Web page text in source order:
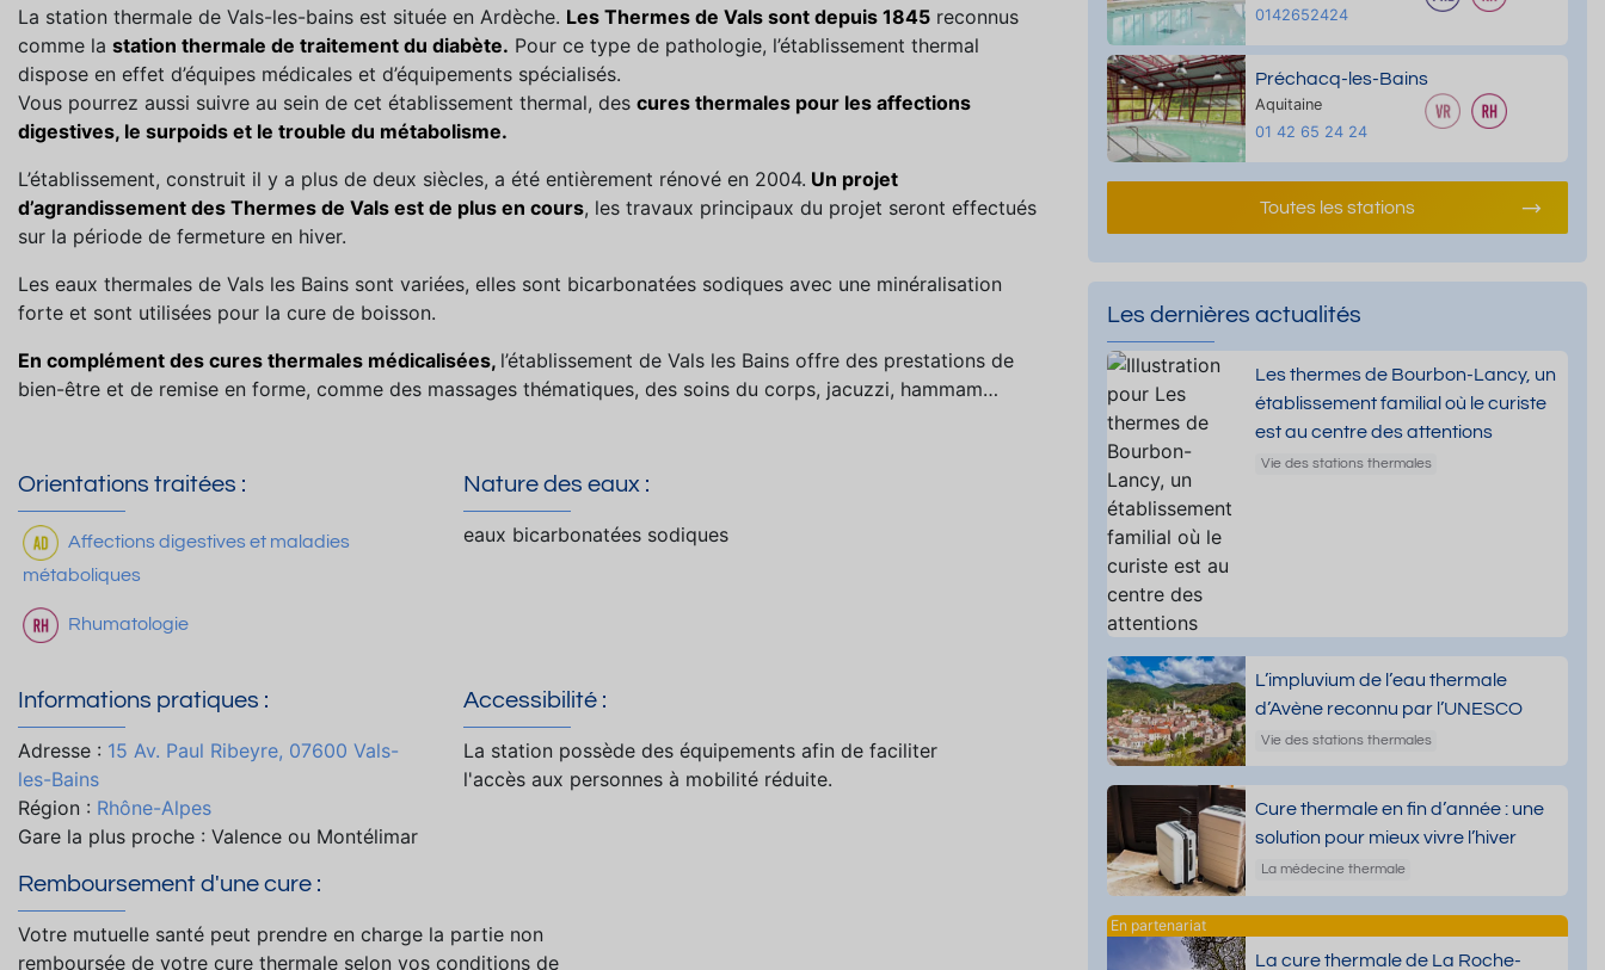
La station thermale de Vals-les-bains est située en Ardèche. Les Thermes de Vals sont depuis 1845 reconnus
comme la station thermale de traitement du diabète. Pour ce type de pathologie, l’établissement thermal
dispose en effet d’équipes médicales et d’équipements spécialisés.
Vous pourrez aussi suivre au sein de cet établissement thermal, des cures thermales pour les affections
digestives, le surpoids et le trouble du métabolisme.
L’établissement, construit il y a plus de deux siècles, a été entièrement rénové en 2004. Un projet
d’agrandissement des Thermes de Vals est de plus en cours, les travaux principaux du projet seront effectués
sur la période de fermeture en hiver.
Les eaux thermales de Vals les Bains sont variées, elles sont bicarbonatées sodiques avec une minéralisation
forte et sont utilisées pour la cure de boisson.
En complément des cures thermales médicalisées, l’établissement de Vals les Bains offre des prestations de
bien-être et de remise en forme, comme des massages thématiques, des soins du corps, jacuzzi, hammam…
Orientations traitées :
Affections digestives et maladies
métaboliques
Rhumatologie
Nature des eaux :
eaux bicarbonatées sodiques
Informations pratiques :
Adresse : 15 Av. Paul Ribeyre, 07600 Vals-
les-Bains
Région : Rhône-Alpes
Gare la plus proche : Valence ou Montélimar
Accessibilité :
La station possède des équipements afin de faciliter
l'accès aux personnes à mobilité réduite.
Remboursement d'une cure :
Votre mutuelle santé peut prendre en charge la partie non
remboursée de votre cure thermale selon vos conditions de
0142652424
Préchacq-les-Bains
Aquitaine
01 42 65 24 24
Toutes les stations
Les dernières actualités
Les thermes de Bourbon-Lancy, un
établissement familial où le curiste
est au centre des attentions
Vie des stations thermales
L’impluvium de l’eau thermale
d’Avène reconnu par l’UNESCO
Vie des stations thermales
Cure thermale en fin d’année : une
solution pour mieux vivre l’hiver
La médecine thermale
La cure thermale de La Roche-